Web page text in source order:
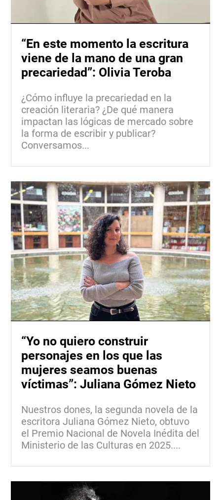
“En este momento la escritura
viene de la mano de una gran
precariedad”: Olivia Teroba
¿Cómo influye la precariedad en la
creación literaria? ¿De qué manera
impactan las lógicas de mercado sobre
la forma de escribir y publicar?
Conversamos...
“Yo no quiero construir
personajes en los que las
mujeres seamos buenas
víctimas”: Juliana Gómez Nieto
Nuestros dones, la segunda novela de la
escritora Juliana Gómez Nieto, obtuvo
el Premio Nacional de Novela Inédita del
Ministerio de las Culturas en 2025....